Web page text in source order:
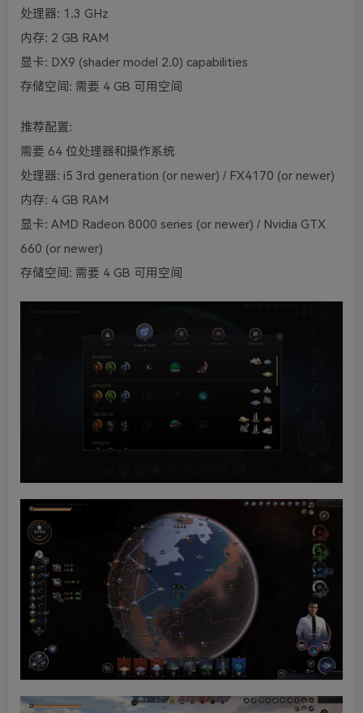
处理器: 1.3 GHz
内存: 2 GB RAM
显卡: DX9 (shader model 2.0) capabilities
存储空间: 需要 4 GB 可用空间
推荐配置:
需要 64 位处理器和操作系统
处理器: i5 3rd generation (or newer) / FX4170 (or newer)
内存: 4 GB RAM
显卡: AMD Radeon 8000 series (or newer) / Nvidia GTX
660 (or newer)
存储空间: 需要 4 GB 可用空间